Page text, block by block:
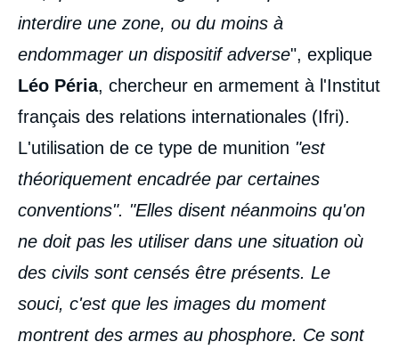
interdire une zone, ou du moins à
endommager un dispositif adverse", explique
Léo Péria, chercheur en armement à l'Institut
français des relations internationales (Ifri).
L'utilisation de ce type de munition "est
théoriquement encadrée par certaines
conventions". "Elles disent néanmoins qu'on
ne doit pas les utiliser dans une situation où
des civils sont censés être présents. Le
souci, c'est que les images du moment
montrent des armes au phosphore. Ce sont